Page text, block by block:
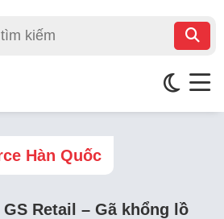
Hàn Quốc
GS Retail – Gã khổng lồ